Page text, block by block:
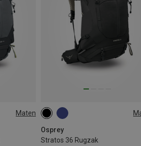
Maten
Osprey
Stratos 36 Rugzak
36L